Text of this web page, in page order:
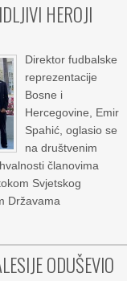
HEROJI
Direktor fudbalske
reprezentacije
Bosne i
Hercegovine, Emir
Spahić, oglasio se
na društvenim
članovima
Svjetskog
Državama
ODUŠEVIO